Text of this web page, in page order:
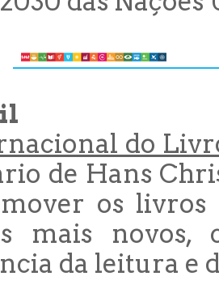
do
de Hans
os
mais novos,
da leitura e